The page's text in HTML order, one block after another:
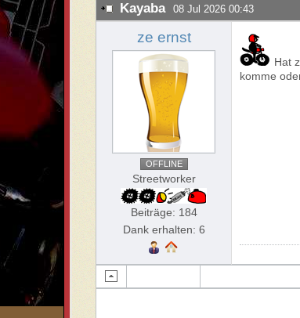
Kayaba 08 Jul 2026 00:43
ze ernst
OFFLINE
Streetworker
Beiträge: 184
Dank erhalten: 6
Hat
komme